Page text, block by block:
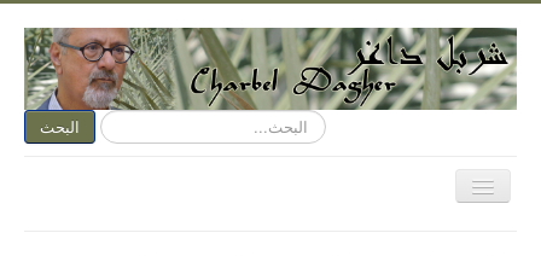
البحث... البحث
تبديل
المتصفح